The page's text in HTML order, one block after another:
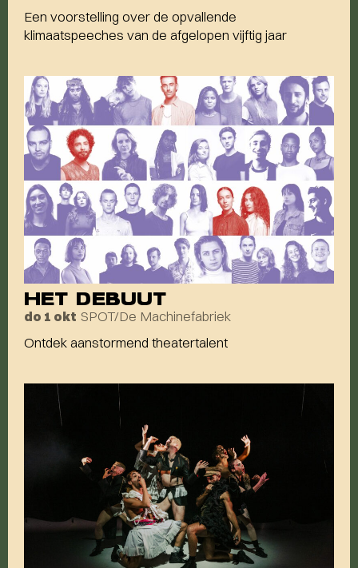
Een voorstelling over de opvallende
klimaatspeeches van de afgelopen vijftig jaar
HET DEBUUT
do 1 okt SPOT/De Machinefabriek
Ontdek aanstormend theatertalent